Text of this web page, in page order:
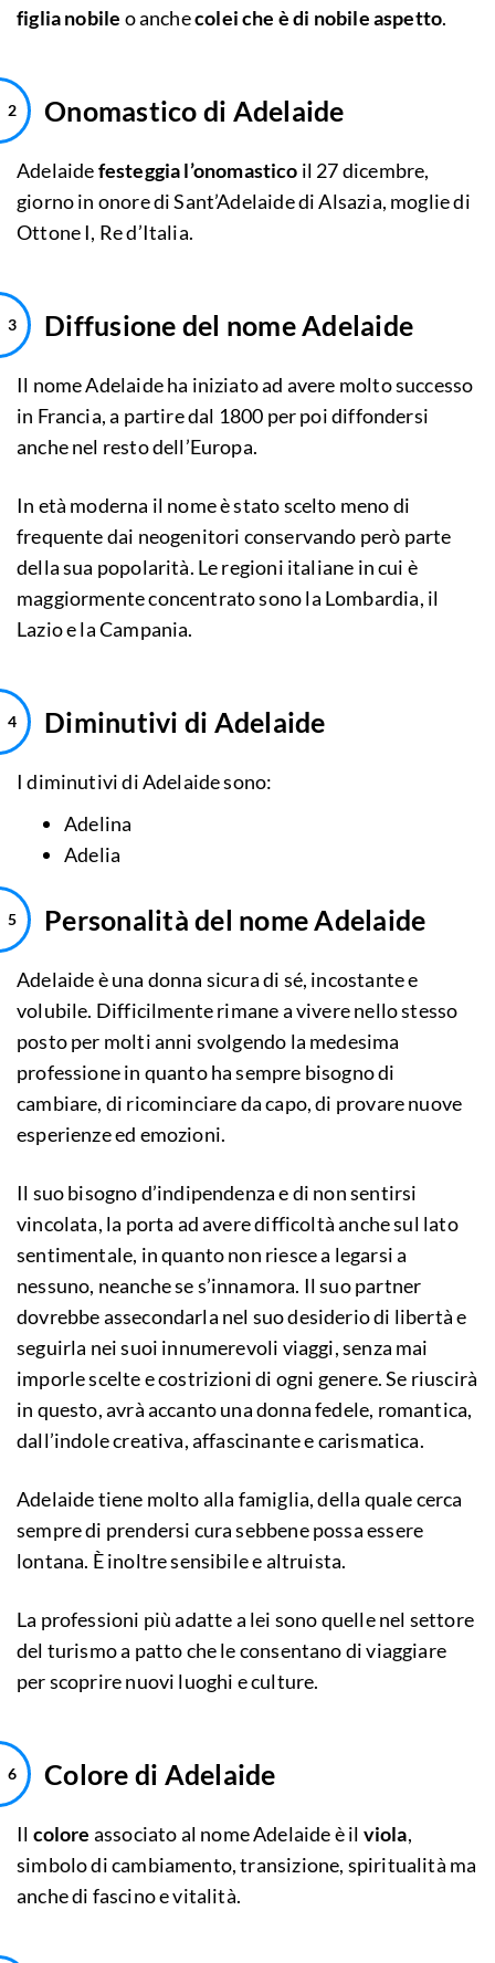
figlia nobile o anchecolei che è di nobile aspetto.
Onomastico di Adelaide
Adelaidefesteggia l’onomastico il 27 dicembre,
giorno in onore di Sant’Adelaide di Alsazia, moglie di
Ottone I, Re d’Italia.
Diffusione del nome Adelaide
Il nome Adelaide ha iniziato ad avere molto successo
in Francia, a partire dal 1800 per poi diffondersi
anche nel resto dell’Europa.
In età moderna il nome è stato scelto meno di
frequente dai neogenitori conservando però parte
della sua popolarità. Le regioni italiane in cui è
maggiormente concentrato sono la Lombardia, il
Lazio e la Campania.
Diminutivi di Adelaide
I diminutivi di Adelaide sono:
Adelina
Adelia
Personalità del nome Adelaide
Adelaide è una donna sicura di sé, incostante e
volubile. Difficilmente rimane a vivere nello stesso
posto per molti anni svolgendo la medesima
professione in quanto ha sempre bisogno di
cambiare, di ricominciare da capo, di provare nuove
esperienze ed emozioni.
Il suo bisogno d’indipendenza e di non sentirsi
vincolata, la porta ad avere difficoltà anche sul lato
sentimentale, in quanto non riesce a legarsi a
nessuno, neanche se s’innamora. Il suo partner
dovrebbe assecondarla nel suo desiderio di libertà e
seguirla nei suoi innumerevoli viaggi, senza mai
imporle scelte e costrizioni di ogni genere. Se riuscirà
in questo, avrà accanto una donna fedele, romantica,
dall’indole creativa, affascinante e carismatica.
Adelaide tiene molto alla famiglia, della quale cerca
sempre di prendersi cura sebbene possa essere
lontana. È inoltre sensibile e altruista.
La professioni più adatte a lei sono quelle nel settore
del turismo a patto che le consentano di viaggiare
per scoprire nuovi luoghi e culture.
Colore di Adelaide
Il colore associato al nome Adelaide è il viola,
simbolo di cambiamento, transizione, spiritualità ma
anche di fascino e vitalità.